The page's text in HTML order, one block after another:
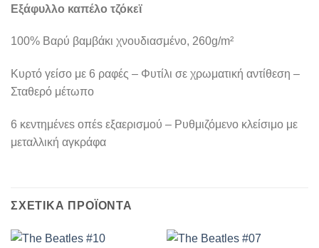
Εξάφυλλο καπέλο τζόκεϊ
100% Βαρύ βαμβάκι χνουδιασμένο, 260g/m²
Κυρτό γείσο με 6 ραφές – Φυτίλι σε χρωματική αντίθεση –
Σταθερό μέτωπο
6 κεντημένεs οπέs εξαερισμού – Ρυθμιζόμενο κλείσιμο με
μεταλλική αγκράφα
ΣΧΕΤΙΚΆ ΠΡΟΪΌΝΤΑ